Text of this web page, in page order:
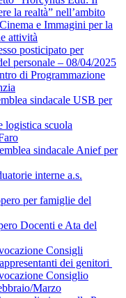
la realtà” nell’ambito
e Immagini per la
attività
posticipato per
personale – 08/04/2025
di Programmazione
sindacale USB per
logistica scuola
sindacale Anief per
interne a.s.
per famiglie del
Docenti e Ata del
Consigli
dei genitori
Consiglio
Marzo